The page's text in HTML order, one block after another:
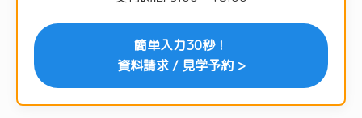
簡単入力30秒！
資料請求 / 見学予約 >